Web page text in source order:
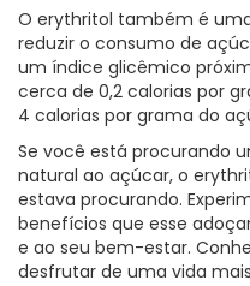
O erythritol também é
reduzir o consumo de
um índice glicêmico
cerca de 0,2 calorias por
4 calorias por grama do
Se você está procurando
natural ao açúcar, o
estava procurando.
benefícios que esse
e ao seu bem-estar.
desfrutar de uma vida